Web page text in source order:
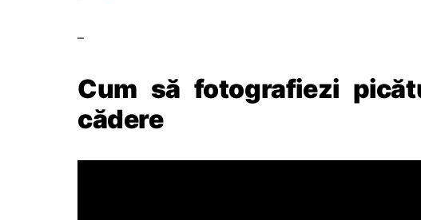
–
Cum să fotografiezi
cădere